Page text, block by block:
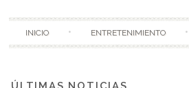
INICIO ENTRETENIMIENTO